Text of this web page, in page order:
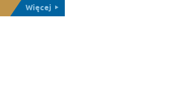
Więcej